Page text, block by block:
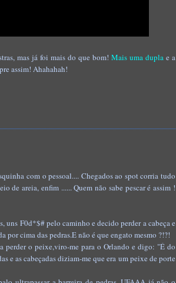
mas já foi mais do que bom! Mais uma duplae a
assim! Ahahahah!
com o pessoal.... Chegados ao spot corria tudo
de areia, enfim ...... Quem não sabe pescar é assim !
uns F0d*$# pelo caminho e decido perder a cabeça e
por cima das pedras.E não é que engato mesmo ?!?!
perder o peixe,viro-me para o Orlando e digo: "É do
e as cabeçadas diziam-me que era um peixe de porte